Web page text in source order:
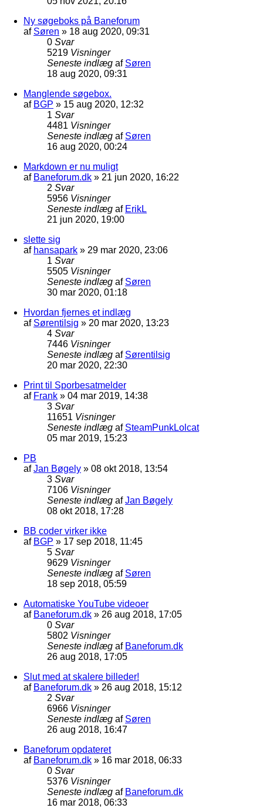
Ny søgeboks på Baneforum
af Søren » 18 aug 2020, 09:31
0 Svar
5219 Visninger
Seneste indlæg af Søren
18 aug 2020, 09:31
Manglende søgebox.
af BGP » 15 aug 2020, 12:32
1 Svar
4481 Visninger
Seneste indlæg af Søren
16 aug 2020, 00:24
Markdown er nu muligt
af Baneforum.dk » 21 jun 2020, 16:22
2 Svar
5956 Visninger
Seneste indlæg af ErikL
21 jun 2020, 19:00
slette sig
af hansapark » 29 mar 2020, 23:06
1 Svar
5505 Visninger
Seneste indlæg af Søren
30 mar 2020, 01:18
Hvordan fjernes et indlæg
af Sørentilsig » 20 mar 2020, 13:23
4 Svar
7446 Visninger
Seneste indlæg af Sørentilsig
20 mar 2020, 22:30
Print til Sporbesatmelder
af Frank » 04 mar 2019, 14:38
3 Svar
11651 Visninger
Seneste indlæg af SteamPunkLolcat
05 mar 2019, 15:23
PB
afJan Bøgely » 08 okt 2018, 13:54
3 Svar
7106 Visninger
Seneste indlæg afJan Bøgely
08 okt 2018, 17:28
BB coder virker ikke
af BGP » 17 sep 2018, 11:45
5 Svar
9629 Visninger
Seneste indlæg af Søren
18 sep 2018, 05:59
Automatiske YouTube videoer
af Baneforum.dk » 26 aug 2018, 17:05
0 Svar
5802 Visninger
Seneste indlæg af Baneforum.dk
26 aug 2018, 17:05
Slut med at skalere billeder!
af Baneforum.dk » 26 aug 2018, 15:12
2 Svar
6966 Visninger
Seneste indlæg af Søren
26 aug 2018, 16:47
Baneforum opdateret
af Baneforum.dk » 16 mar 2018, 06:33
0 Svar
5376 Visninger
Seneste indlæg af Baneforum.dk
16 mar 2018, 06:33